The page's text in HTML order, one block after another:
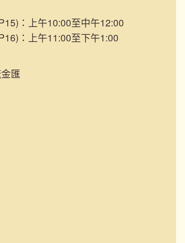
：上午10:00至中午12:00
：上午11:00至下午1:00
匯